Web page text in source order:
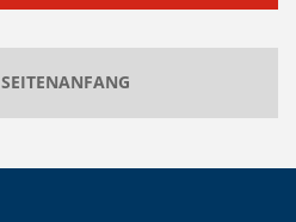
SEITENANFANG